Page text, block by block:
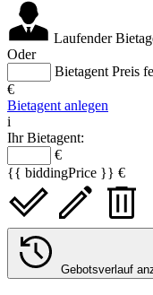
Laufender
Oder
Bietagent Preis
€
Bietagent anlegen
i
Ihr Bietagent:
€
{{ biddingPrice }} €
Gebotsverlauf